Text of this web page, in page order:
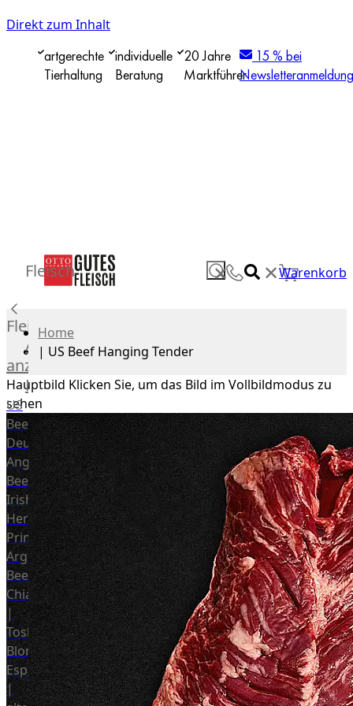
Direkt zum Inhalt
artgerechte
Tierhaltung
individuelle
Beratung
20 Jahre
Marktführer
15 % bei
Newsletteranmeldung
✕ ✕Warenkorb
Fleisch
Fleisch
Alle
anzeigen
Rind
US
Beef
Deutsches
Angus
Beef
Irish
Hereford
Prime
Argentina
Beef
Chianina
|
Toskana
Blonda
Espanola
|
Home
| US Beef Hanging Tender
Hauptbild Klicken Sie, um das Bild im Vollbildmodus zu
sehen